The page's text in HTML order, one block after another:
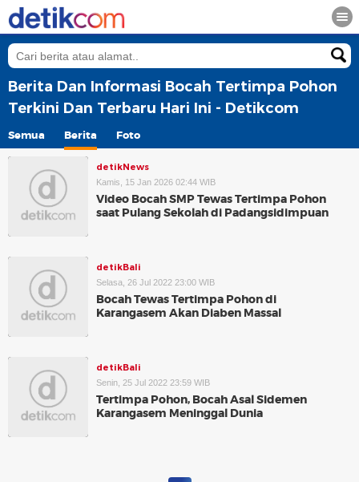
Berita Dan Informasi Bocah Tertimpa Pohon
Terkini Dan Terbaru Hari Ini - Detikcom
Semua Berita Foto
detikNews
Kamis, 15 Jan 2026 02:44 WIB
Video Bocah SMP Tewas Tertimpa Pohon
saat Pulang Sekolah di Padangsidimpuan
detikBali
Selasa, 26 Jul 2022 23:00 WIB
Bocah Tewas Tertimpa Pohon di
Karangasem Akan Diaben Massal
detikBali
Senin, 25 Jul 2022 23:59 WIB
Tertimpa Pohon, Bocah Asal Sidemen
Karangasem Meninggal Dunia